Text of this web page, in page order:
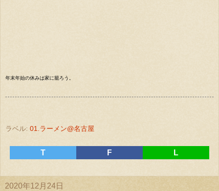
年末年始の休みは家に籠ろう。
ラベル: 01.ラーメン@名古屋
T F L
2020年12月24日